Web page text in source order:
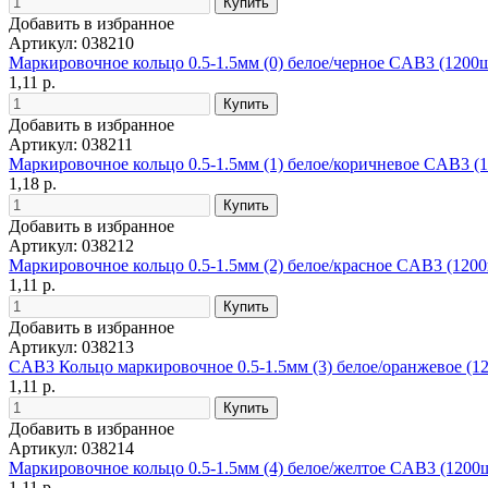
Добавить в избранное
Артикул: 038210
Маркировочное кольцо 0.5-1.5мм (0) белое/черное CAB3
1,11 р.
Добавить в избранное
Артикул: 038211
Маркировочное кольцо 0.5-1.5мм (1) белое/коричневое CAB3
1,18 р.
Добавить в избранное
Артикул: 038212
Маркировочное кольцо 0.5-1.5мм (2) белое/красное CAB3
1,11 р.
Добавить в избранное
Артикул: 038213
CAB3 Кольцо маркировочное 0.5-1.5мм (3) белое/оранжевое
1,11 р.
Добавить в избранное
Артикул: 038214
Маркировочное кольцо 0.5-1.5мм (4) белое/желтое CAB3